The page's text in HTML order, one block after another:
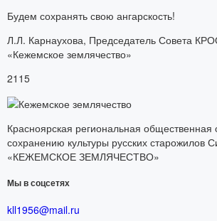
Будем сохранять свою ангарскость!
Л.Л. Карнаухова, Председатель Совета
«Кежемское землячество»
2115
Красноярская региональная общественная
сохранению культуры русских старожилов
«КЕЖЕМСКОЕ ЗЕМЛЯЧЕСТВО»
Мы в соцсетях
kll1956@mail.ru